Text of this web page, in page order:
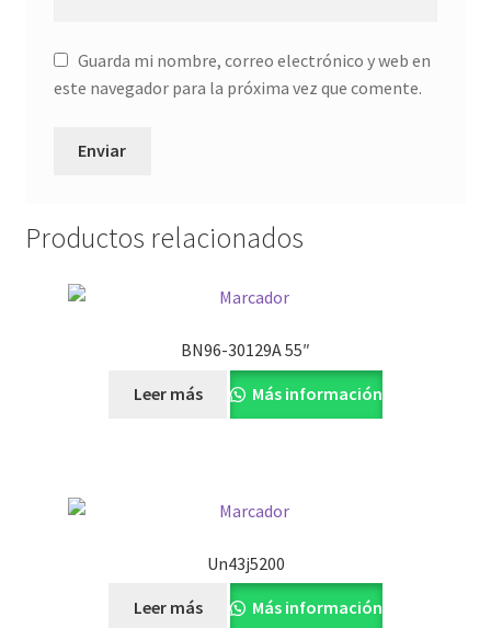
Guarda mi nombre, correo electrónico y web en
este navegador para la próxima vez que comente.
Productos relacionados
BN96-30129A 55″
Leer más Más información
Un43j5200
Leer más Más información